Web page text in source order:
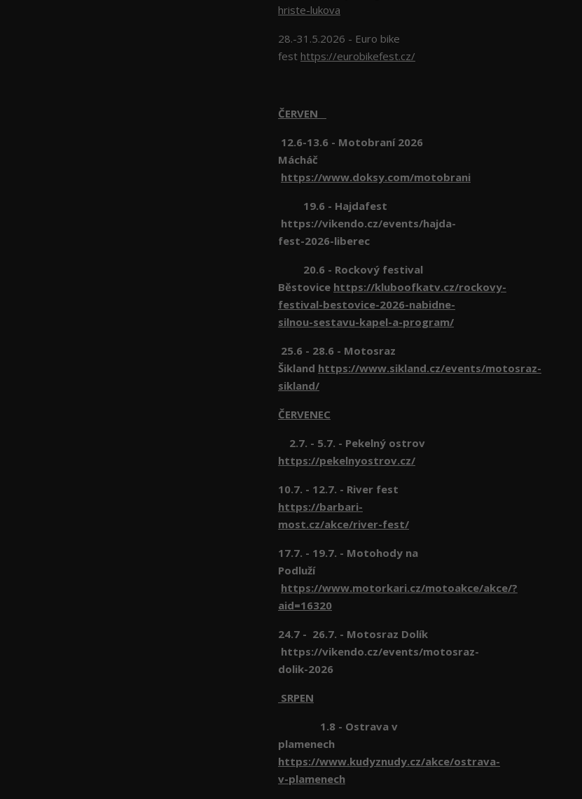
hriste-lukova
28.-31.5.2026 - Euro bike
fest https://eurobikefest.cz/
ČERVEN
12.6-13.6 - Motobraní 2026
Mácháč
https://www.doksy.com/motobrani
19.6 - Hajdafest
https://vikendo.cz/events/hajda-
fest-2026-liberec
20.6 - Rockový festival
Běstovice https://kluboofkatv.cz/rockovy-
festival-bestovice-2026-nabidne-
silnou-sestavu-kapel-a-program/
25.6 - 28.6 - Motosraz
Šikland https://www.sikland.cz/events/motosraz-
sikland/
ČERVENEC
2.7. - 5.7. - Pekelný ostrov
https://pekelnyostrov.cz/
10.7. - 12.7. - River fest
https://barbari-
most.cz/akce/river-fest/
17.7. - 19.7. - Motohody na
Podluží
https://www.motorkari.cz/motoakce/akce/?
aid=16320
24.7 - 26.7. - Motosraz Dolík
https://vikendo.cz/events/motosraz-
dolik-2026
SRPEN
1.8 - Ostrava v
plamenech
https://www.kudyznudy.cz/akce/ostrava-
v-plamenech